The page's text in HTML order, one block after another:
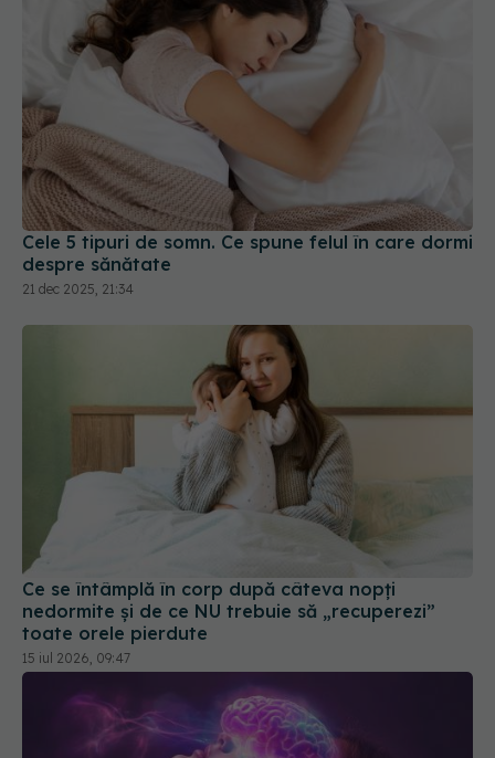
Cele 5 tipuri de somn. Ce spune felul în care dormi
despre sănătate
21 dec 2025, 21:34
Ce se întâmplă în corp după câteva nopți
nedormite și de ce NU trebuie să „recuperezi”
toate orele pierdute
15 iul 2026, 09:47